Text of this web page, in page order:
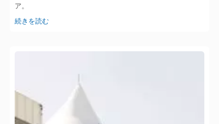
ア。
続きを読む